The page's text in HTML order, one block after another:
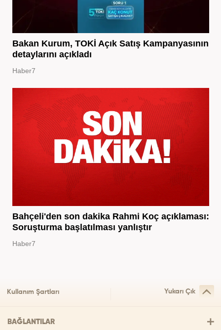
Bakan Kurum, TOKİ Açık Satış Kampanyasının
detaylarını açıkladı
Haber7
Bahçeli'den son dakika Rahmi Koç açıklaması:
Soruşturma başlatılması yanlıştır
Haber7
Kullanım Şartları Yukarı Çık
BAĞLANTILAR